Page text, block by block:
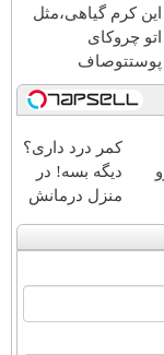
زمستانی)
این کرم گیاهی،مثل
اتو چروکای
پوستتوصاف
میکنه!50%تخفیف
کمر درد داری؟
دیگه بسه! در
منزل درمانش